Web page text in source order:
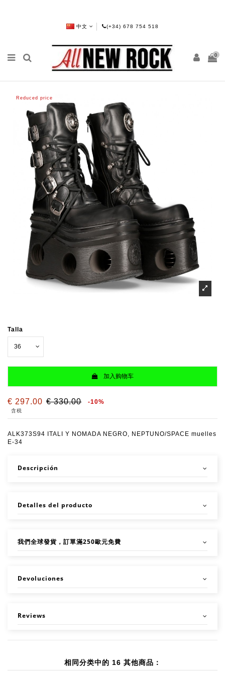
中文 (+34) 678 754 518
0
Reduced price
Talla
加入购物车
€ 297.00 € 330.00 -10%
含税
ALK373S94 ITALI Y NOMADA NEGRO, NEPTUNO/SPACE muelles
E-34
Descripción
Detalles del producto
我們全球發貨，訂單滿250歐元免費
Devoluciones
Reviews
相同分类中的 16 其他商品：